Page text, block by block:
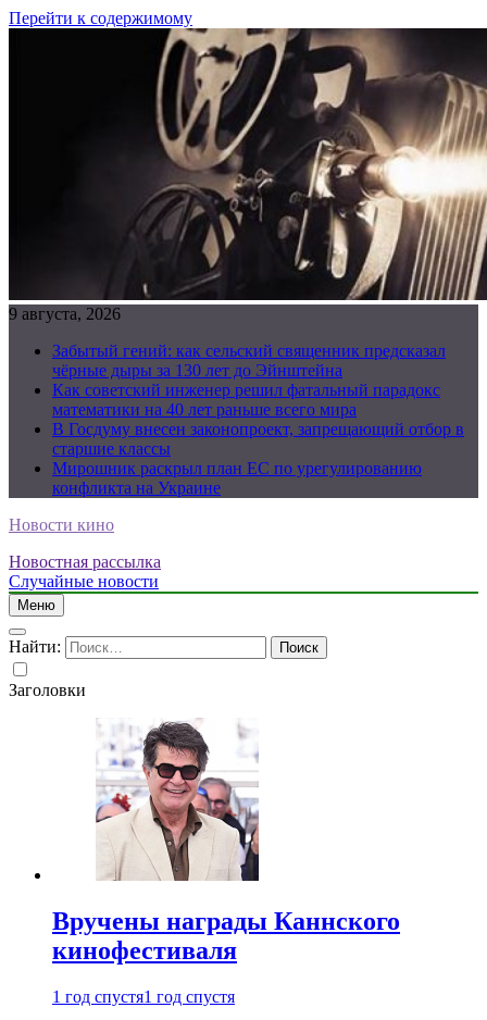
Перейти к содержимому
9 августа, 2026
Забытый гений: как сельский священник предсказал
чёрные дыры за 130 лет до Эйнштейна
Как советский инженер решил фатальный парадокс
математики на 40 лет раньше всего мира
В Госдуму внесен законопроект, запрещающий отбор в
старшие классы
Мирошник раскрыл план ЕС по урегулированию
конфликта на Украине
Новости кино
Новостная рассылка
Случайные новости
Меню
Найти:
Заголовки
Вручены награды Каннского
кинофестиваля
1 год спустя1 год спустя